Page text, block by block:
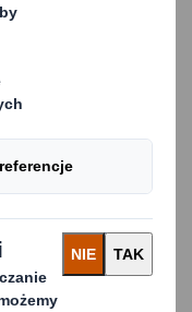
(kody QR) na
etapie cyklu dostaw
etykiet.
dostaw.
połączenia
skuteczna, kiedy